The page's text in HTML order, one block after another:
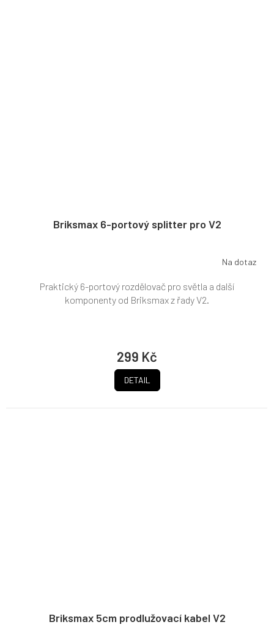
Briksmax 6-portový splitter pro V2
Na dotaz
299 Kč
DETAIL
Praktický 6-portový rozdělovač pro světla a další
komponenty od Briksmax z řady V2.
Briksmax 5cm prodlužovací kabel V2